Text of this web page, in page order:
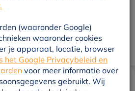
(waaronder Google)
waaronder cookies
je apparaat, locatie, browser
het Google Privacybeleid en
voor meer informatie over
gebruikt. Wij